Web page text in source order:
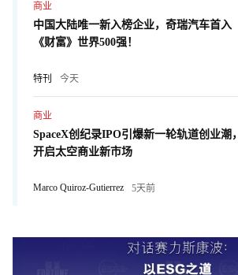
商业
中国大陆唯一新入榜企业，奇瑞汽车首入
《财富》世界500强！
特刊 今天
商业
SpaceX创纪录IPO引爆新一轮轨道创业潮，
开启太空商业新市场
Marco Quiroz-Gutierrez 5天前